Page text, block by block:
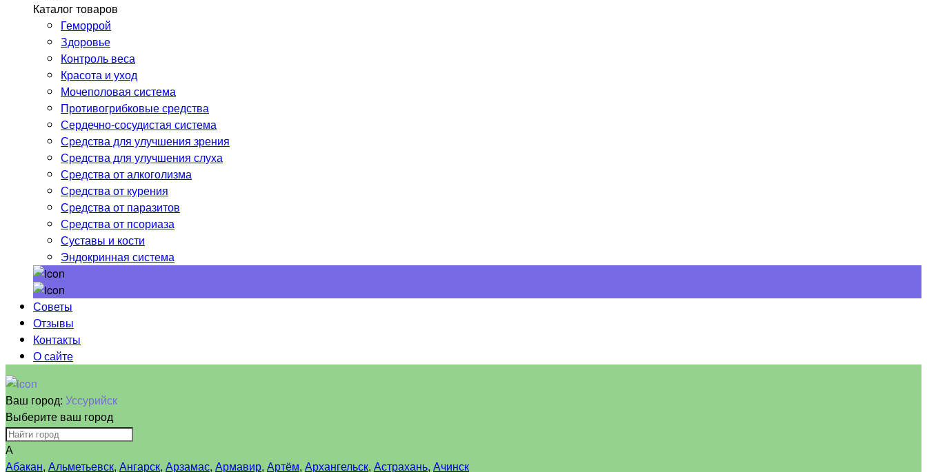
Каталог товаров
Геморрой
Здоровье
Контроль веса
Красота и уход
Мочеполовая система
Противогрибковые средства
Сердечно-сосудистая система
Средства для улучшения зрения
Средства для улучшения слуха
Средства от алкоголизма
Средства от курения
Средства от паразитов
Средства от псориаза
Суставы и кости
Эндокринная система
Советы
Отзывы
Контакты
О сайте
Ваш город: Уссурийск
Выберите ваш город
А
Абакан, Альметьевск, Ангарск, Арзамас, Армавир, Артём, Архангельск, Астрахань, Ачинск